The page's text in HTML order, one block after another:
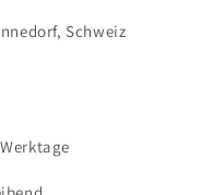
Schweiz